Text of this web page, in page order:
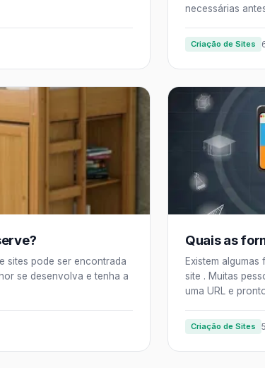
necessárias
Criação de Sites
sites pode ser encontrada
se desenvolva e tenha a
Quais as
Existem
site . Muitas
uma URL e
Criação de Sites